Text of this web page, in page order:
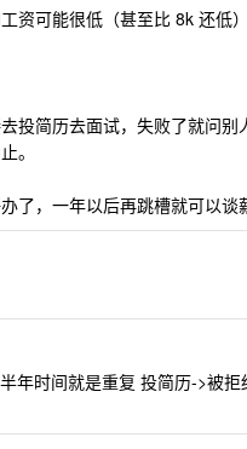
资可能很低（甚至比 8k 还低）
投简历去面试，失败了就问
。
了，一年以后再跳槽就可以谈
年时间就是重复 投简历->被